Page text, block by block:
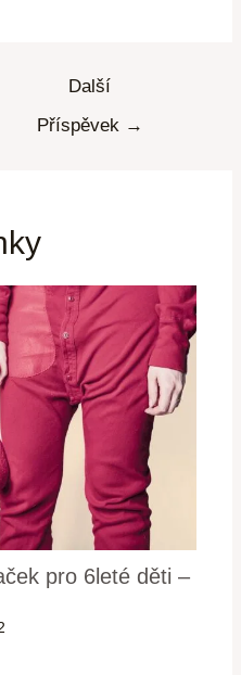
Další
Příspěvek →
pro 6leté děti –